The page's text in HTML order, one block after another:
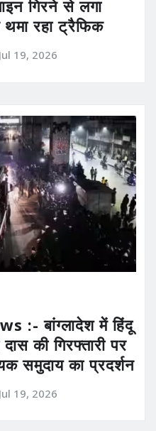
गिरने से लगा
रहा ट्रैफिक
Jul 19, 2026
बांग्लादेश में हिंदू
की गिरफ्तारी पर
समुदाय का प्रदर्शन
Jul 19, 2026